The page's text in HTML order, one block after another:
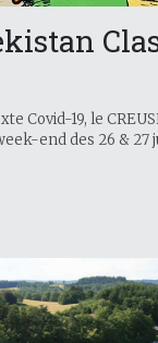
Covid-19, le
end des 26 & 27